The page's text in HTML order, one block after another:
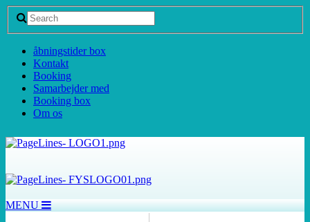
åbningstider box
Kontakt
Booking
Samarbejder med
Booking box
Om os
MENU